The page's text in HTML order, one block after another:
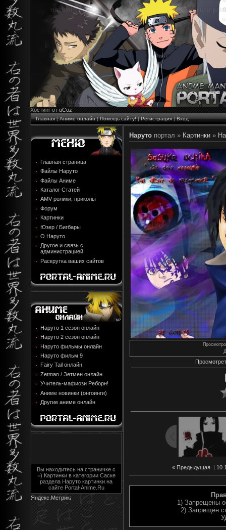
Хостинг от uCoz
Главная|Аниме онлайн|Помощь сайту!|Регистрация|Вход
Главная страница
Файлы Наруто
Файлы Аниме
Каталог Статей
AMV ролики, приколы
Форум
Картинки
Юзер / Бигбары
О Наруто
Другое и связь с
администрацией
Раскрутка ваших сайтов
Наруто 1 сезон онлайн
Наруто 2 сезон онлайн
Наруто фильмы онлайн
Наруто фильм 9
Fairy Tail онлайн
Zetman / Зетмен онлайн
Учитель-мафиози Реборн!
Аниме новинки (онгоинги)
Другие аниме онлайн
Вы находитесь на страничке с
=) Картинки в категории Саске
раздела Наруто картинки на
сайте Portal-Anime.Ru
Наруто портал » Картинки »
« Предыдущая| 10
1) Запрещены
2) Запрещён